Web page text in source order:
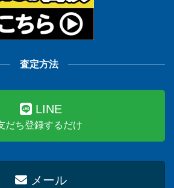
査定方法
LINE
だち登録するだけ
メール